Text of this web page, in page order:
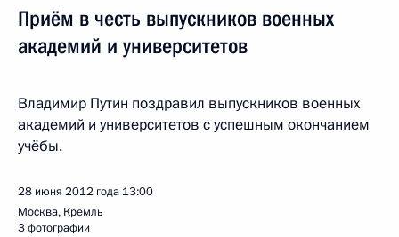
Приём в честь выпускников военных
академий и университетов
Владимир Путин поздравил выпускников военных
академий и университетов с успешным окончанием
учёбы.
28 июня 2012 года 13:00
Москва, Кремль
3 фотографии